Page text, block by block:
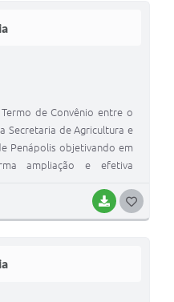
BAIXAR
de Convênio entre o
Secretaria de Agricultura e
Penápolis objetivando em
ampliação e efetiva